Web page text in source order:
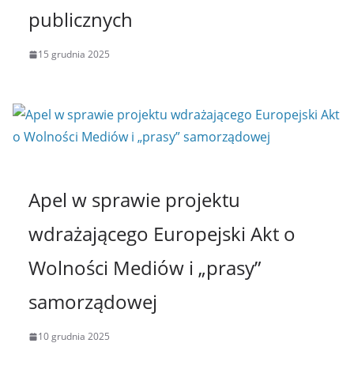
publicznych
15 grudnia 2025
Apel w sprawie projektu
wdrażającego Europejski Akt o
Wolności Mediów i „prasy”
samorządowej
10 grudnia 2025